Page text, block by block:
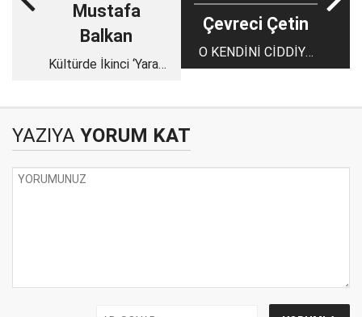
Mustafa
Balkan
Kültürde İkinci ‘Yarar’
Çevreci Çetin
O KENDİNİ CİDDİYE
ALDIRIR
YAZIYA YORUM KAT